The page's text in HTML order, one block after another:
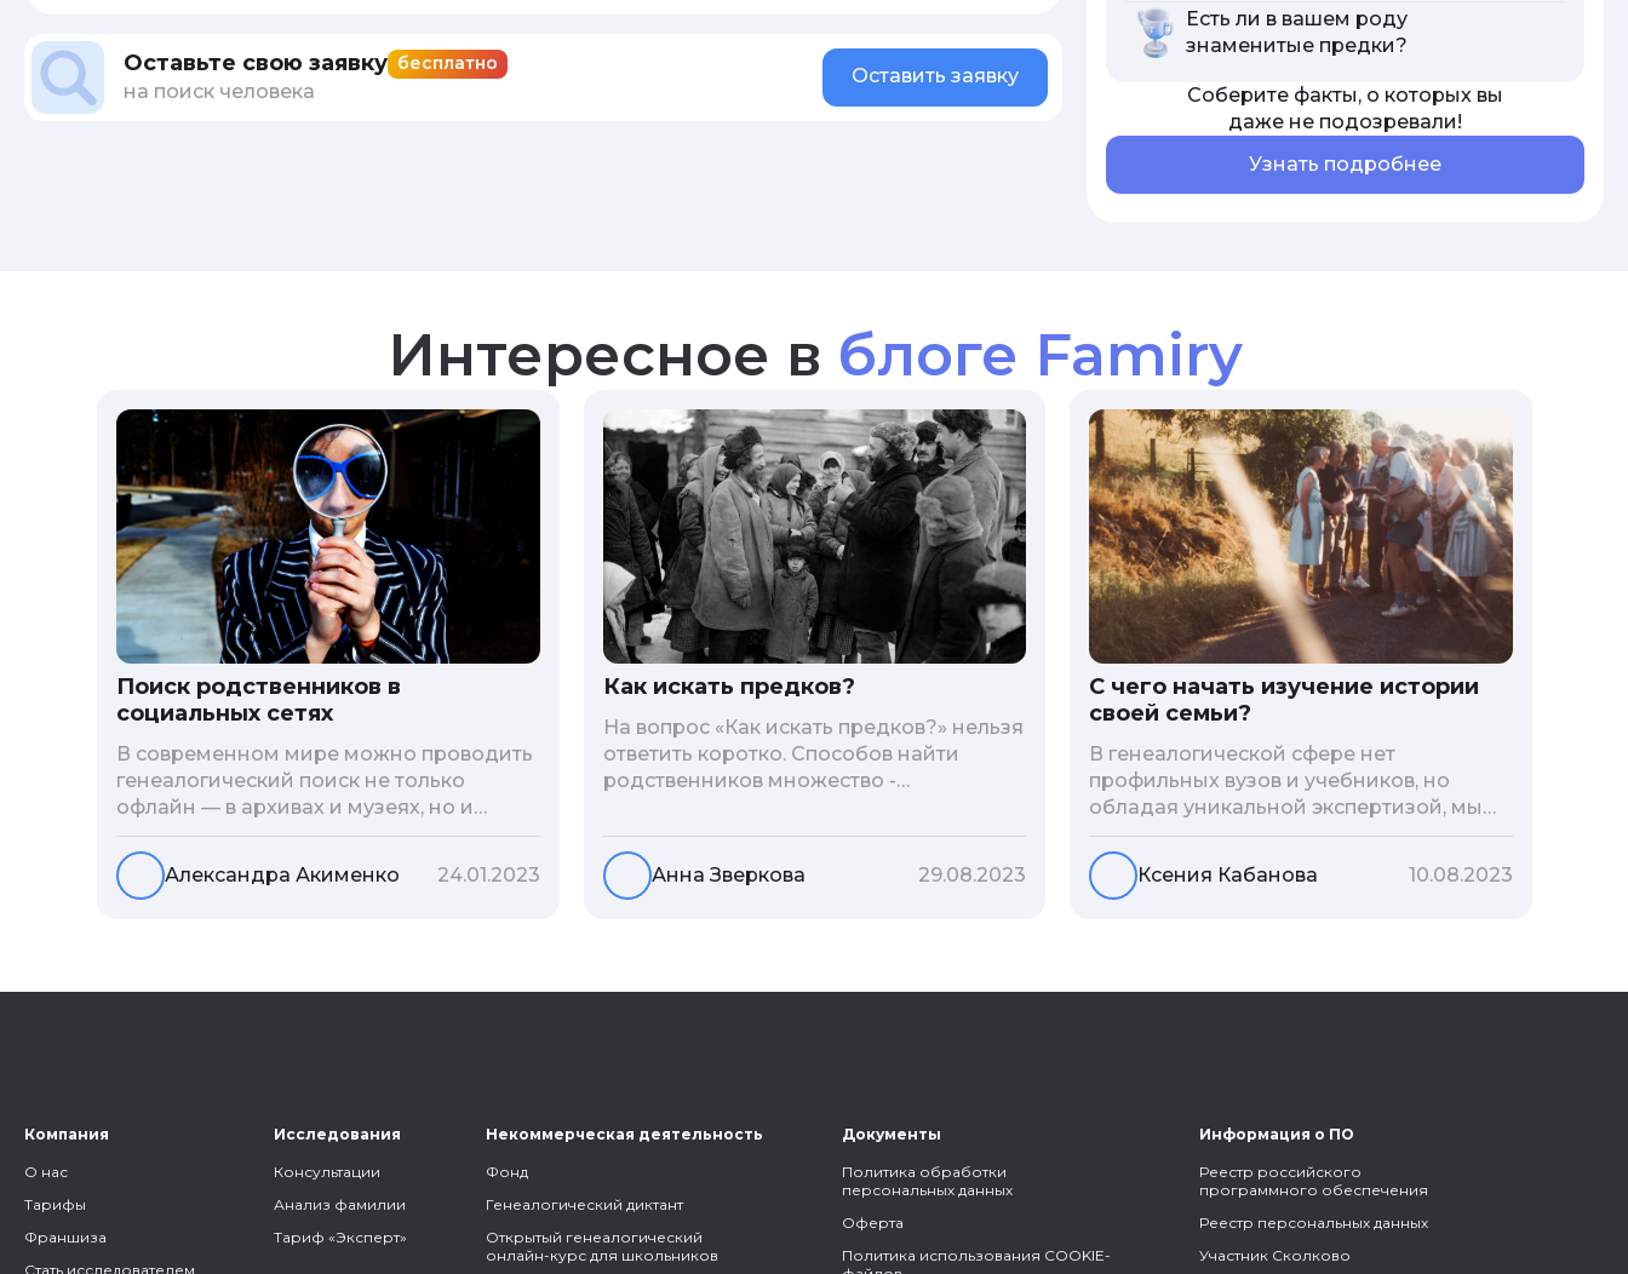
Оставьте свою заявку бесплатно
на поиск человека
Оставить заявку
Есть ли в вашем роду
знаменитые предки?
Соберите факты, о которых вы
даже не подозревали!
Узнать подробнее
Интересное в блоге Famiry
Поиск родственников в
социальных сетях
В современном мире можно проводить
генеалогический поиск не только
офлайн — в архивах и музеях, но и
воспользоваться интернетом. Сегодня
мы расскажем вам как и в каких
социальных сетях можно провести
то, как грамотно построить с ними
Александра Акименко 24.01.2023
Как искать предков?
На вопрос «Как искать предков?» нельзя
ответить коротко. Способов найти
родственников множество -
социальные сети, ДНК-тесты, онлайн-
базы. Именно поэтому мы сделали для
вас подборку лучших статей блога
Анна Зверкова 29.08.2023
С чего начать изучение истории
своей семьи?
В генеалогической сфере нет
профильных вузов и учебников, но
обладая уникальной экспертизой, мы
разработали авторскую методологию
проведения архивно-генеалогических
исследований, ее мы закладываем и
Ксения Кабанова 10.08.2023
Компания
О нас
Тарифы
Франшиза
Стать исследователем
Исследования
Консультации
Анализ фамилии
Тариф «Эксперт»
Некоммерческая деятельность
Фонд
Генеалогический диктант
Открытый генеалогический
онлайн-курс для школьников
Документы
Политика обработки
персональных данных
Оферта
Политика использования COOKIE-
Информация о ПО
Реестр российского
программного обеспечения
Реестр персональных данных
Участник Сколково